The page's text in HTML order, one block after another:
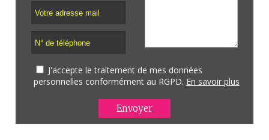
J'accepte le traitement de mes données
personnelles conformément au RGPD. En savoir plus